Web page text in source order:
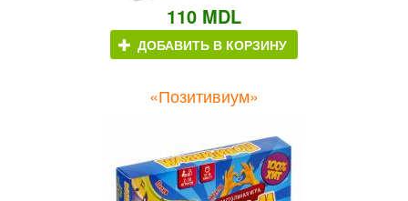
110 MDL
ДОБАВИТЬ В КОРЗИНУ
«Позитивиум»